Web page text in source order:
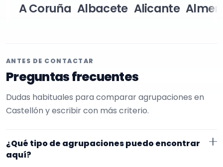
A Coruña Albacete Alicante
ANTES DE CONTACTAR
Preguntas frecuentes
Dudas habituales para comparar agrupaciones en
Castellón y escribir con más criterio.
¿Qué tipo de agrupaciones puedo encontrar
aquí?